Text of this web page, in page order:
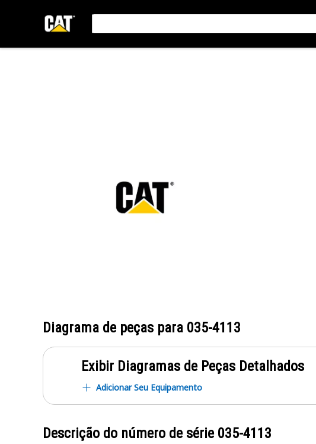
Diagrama de peças para 035-4113
Exibir Diagramas de Peças Detalhados
Adicionar Seu Equipamento
Descrição do número de série 035-4113